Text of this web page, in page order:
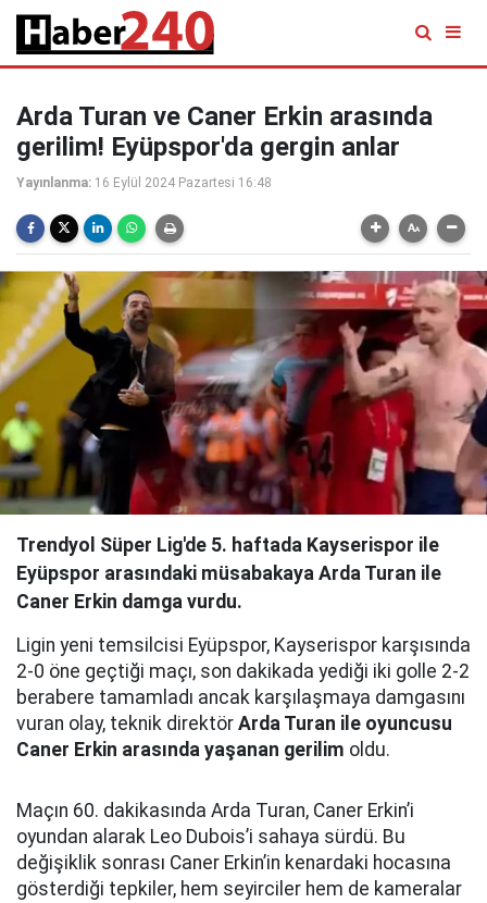
Arda Turan ve Caner Erkin arasında
gerilim! Eyüpspor'da gergin anlar
Yayınlanma: 16 Eylül 2024 Pazartesi 16:48
Trendyol Süper Lig'de 5. haftada Kayserispor ile
Eyüpspor arasındaki müsabakaya Arda Turan ile
Caner Erkin damga vurdu.
Ligin yeni temsilcisi Eyüpspor, Kayserispor karşısında
2-0 öne geçtiği maçı, son dakikada yediği iki golle 2-2
berabere tamamladı ancak karşılaşmaya damgasını
vuran olay, teknik direktör Arda Turan ile oyuncusu
Caner Erkin arasında yaşanan gerilim oldu.
Maçın 60. dakikasında Arda Turan, Caner Erkin’i
oyundan alarak Leo Dubois’i sahaya sürdü. Bu
değişiklik sonrası Caner Erkin’in kenardaki hocasına
gösterdiği tepkiler, hem seyirciler hem de kameralar